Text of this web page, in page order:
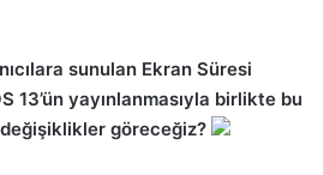
sunulan Ekran Süresi
13’ün yayınlanmasıyla birlikte bu
göreceğiz?